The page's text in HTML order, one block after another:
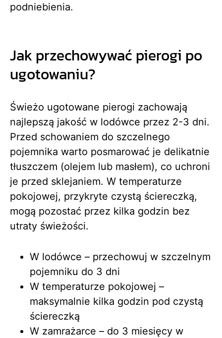
podniebienia.
Jak przechowywać pierogi po
ugotowaniu?
Świeżo ugotowane pierogi zachowają
najlepszą jakość w lodówce przez 2-3 dni.
Przed schowaniem do szczelnego
pojemnika warto posmarować je delikatnie
tłuszczem (olejem lub masłem), co uchroni
je przed sklejaniem. W temperaturze
pokojowej, przykryte czystą ściereczką,
mogą pozostać przez kilka godzin bez
utraty świeżości.
W lodówce – przechowuj w szczelnym
pojemniku do 3 dni
W temperaturze pokojowej –
maksymalnie kilka godzin pod czystą
ściereczką
W zamrażarce – do 3 miesięcy w